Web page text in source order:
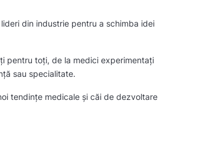
din industrie pentru a schimba idei
pentru toți, de la medici experimentați
sau specialitate.
tendințe medicale și căi de dezvoltare